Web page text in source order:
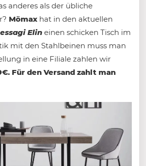
anderes als der übliche
Mömax hat in den aktuellen
Elin einen schicken Tisch im
mit den Stahlbeinen muss man
in eine Filiale zahlen wir
Für den Versand zahlt man